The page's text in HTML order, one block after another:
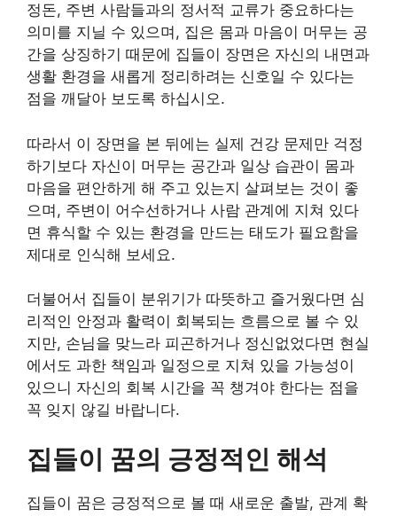
정돈, 주변 사람들과의 정서적 교류가 중요하다는
의미를 지닐 수 있으며, 집은 몸과 마음이 머무는 공
간을 상징하기 때문에 집들이 장면은 자신의 내면과
생활 환경을 새롭게 정리하려는 신호일 수 있다는
점을 깨달아 보도록 하십시오.
따라서 이 장면을 본 뒤에는 실제 건강 문제만 걱정
하기보다 자신이 머무는 공간과 일상 습관이 몸과
마음을 편안하게 해 주고 있는지 살펴보는 것이 좋
으며, 주변이 어수선하거나 사람 관계에 지쳐 있다
면 휴식할 수 있는 환경을 만드는 태도가 필요함을
제대로 인식해 보세요.
더불어서 집들이 분위기가 따뜻하고 즐거웠다면 심
리적인 안정과 활력이 회복되는 흐름으로 볼 수 있
지만, 손님을 맞느라 피곤하거나 정신없었다면 현실
에서도 과한 책임과 일정으로 지쳐 있을 가능성이
있으니 자신의 회복 시간을 꼭 챙겨야 한다는 점을
꼭 잊지 않길 바랍니다.
집들이 꿈의 긍정적인 해석
집들이 꿈은 긍정적으로 볼 때 새로운 출발, 관계 확